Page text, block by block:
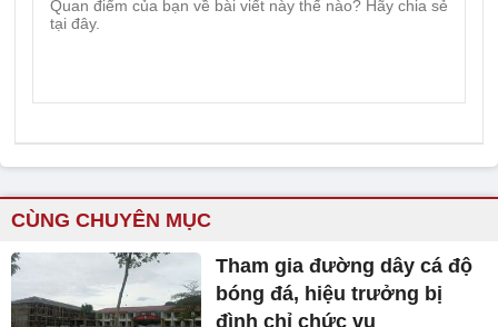
CÙNG CHUYÊN MỤC
Tham gia đường dây cá độ
bóng đá, hiệu trưởng bị
đình chỉ chức vụ